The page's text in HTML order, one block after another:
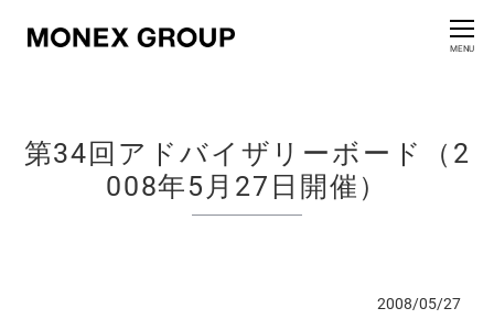
CLOSE
MENU
第34回アドバイザリーボード（2
008年5月27日開催）
2008/05/27
グループ情報
お問い合わせ